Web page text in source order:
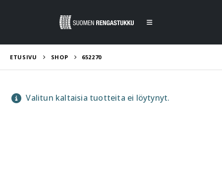
ETUSIVU SHOP 652270
Valitun kaltaisia tuotteita ei löytynyt.